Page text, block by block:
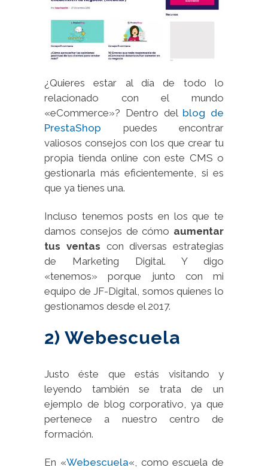
¿Quieres estar al día de todo lo
relacionado con el mundo
«eCommerce»? Dentro del blog de
PrestaShop puedes encontrar
valiosos consejos con los que crear tu
propia tienda online con este CMS o
gestionarla más eficientemente, si es
que ya tienes una.
Incluso tenemos posts en los que te
damos consejos de cómo aumentar
tus ventas con diversas estrategias
de Marketing Digital. Y digo
«tenemos» porque junto con mi
equipo de JF-Digital, somos quienes lo
gestionamos desde el 2017.
2) Webescuela
Justo éste que estás visitando y
leyendo también se trata de un
ejemplo de blog corporativo, ya que
pertenece a nuestro centro de
formación.
En «Webescuela«, como escuela de